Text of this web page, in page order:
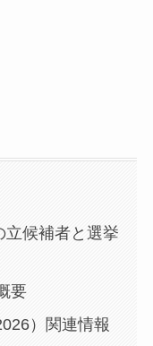
立候補者と選挙
要
）関連情報